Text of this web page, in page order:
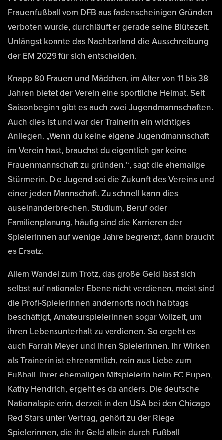
Frauenfußball vom DFB aus fadenscheinigen Gründen
verboten wurde, durchläuft er gerade seine Blütezeit.
Unlängst konnte das Nachbarland die Ausschreibung
der EM 2029 für sich entscheiden.
Knapp 80 Frauen und Mädchen, im Alter von 11 bis 38
Jahren bietet der Verein eine sportliche Heimat. Seit
Saisonbeginn gibt es auch zwei Jugendmannschaften.
Auch dies ist und war der Trainerin ein wichtiges
Anliegen. „Wenn du keine eigene Jugendmannschaft
im Verein hast, brauchst du eigentlich gar keine
Frauenmannschaft zu gründen.“, sagt die ehemalige
Stürmerin. Die Jugend sei die Zukunft des Vereins und
einer jeden Mannschaft. Zu schnell kann dies
auseinanderbrechen. Studium, Beruf oder
Familienplanung, häufig sind die Karrieren der
Spielerinnen auf wenige Jahre begrenzt, dann braucht
es Ersatz.
Allem Wandel zum Trotz, das große Geld lässt sich
selbst auf nationaler Ebene nicht verdienen, meist sind
die Profi-Spielerinnen andernorts noch halbtags
beschäftigt, Amateurspielerinnen sogar Vollzeit, um
ihren Lebensunterhalt zu verdienen. So ergeht es
auch Farrah Meyer und ihren Spielerinnen. Ihr Wirken
als Trainerin ist ehrenamtlich, rein aus Liebe zum
Fußball. Ihrer ehemaligen Mitspielerin beim FC Eupen,
Kathy Hendrich, ergeht es da anders. Die deutsche
Nationalspielerin, derzeit in den USA bei den Chicago
Red Stars unter Vertrag, gehört zu der Riege
Spielerinnen, die ihr Geld allein durch Fußball